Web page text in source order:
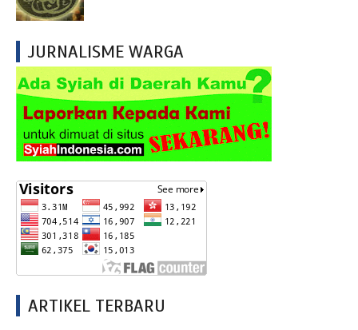
JURNALISME WARGA
ARTIKEL TERBARU